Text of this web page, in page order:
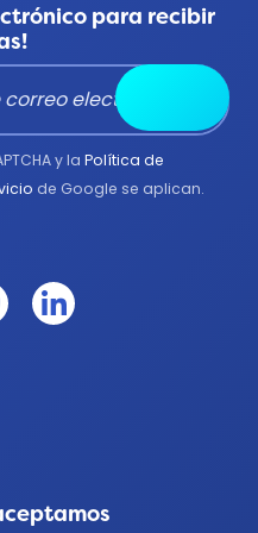
para recibir
y la Política de
de Google se aplican.